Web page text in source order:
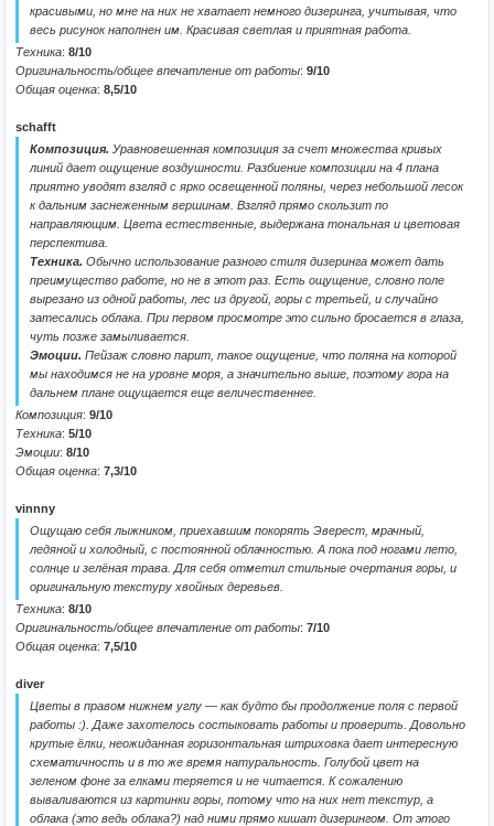
красивыми, но мне на них не хватает немного дизеринга, учитывая, что
весь рисунок наполнен им. Красивая светлая и приятная работа.
Техника: 8/10
Оригинальность/общее впечатление от работы: 9/10
Общая оценка: 8,5/10
schafft
Композиция. Уравновешенная композиция за счет множества кривых
линий дает ощущение воздушности. Разбиение композиции на 4 плана
приятно уводят взгляд с ярко освещенной поляны, через небольшой лесок
к дальним заснеженным вершинам. Взгляд прямо скользит по
направляющим. Цвета естественные, выдержана тональная и цветовая
перспектива.
Техника. Обычно использование разного стиля дизеринга может дать
преимущество работе, но не в этот раз. Есть ощущение, словно поле
вырезано из одной работы, лес из другой, горы с третьей, и случайно
затесались облака. При первом просмотре это сильно бросается в глаза,
чуть позже замыливается.
Эмоции. Пейзаж словно парит, такое ощущение, что поляна на которой
мы находимся не на уровне моря, а значительно выше, поэтому гора на
дальнем плане ощущается еще величественнее.
Композиция: 9/10
Техника: 5/10
Эмоции: 8/10
Общая оценка: 7,3/10
vinnny
Ощущаю себя лыжником, приехавшим покорять Эверест, мрачный,
ледяной и холодный, с постоянной облачностью. А пока под ногами лето,
солнце и зелёная трава. Для себя отметил стильные очертания горы, и
оригинальную текстуру хвойных деревьев.
Техника: 8/10
Оригинальность/общее впечатление от работы: 7/10
Общая оценка: 7,5/10
diver
Цветы в правом нижнем углу — как будто бы продолжение поля с первой
работы :). Даже захотелось состыковать работы и проверить. Довольно
крутые ёлки, неожиданная горизонтальная штриховка дает интересную
схематичность и в то же время натуральность. Голубой цвет на
зеленом фоне за елками теряется и не читается. К сожалению
вываливаются из картинки горы, потому что на них нет текстур, а
облака (это ведь облака?) над ними прямо кишат дизерингом. От этого